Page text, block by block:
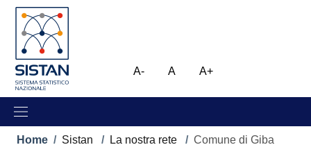
al contenuto principale
to footer content
Immagine
A- A A+
Briciole di pane
Home / Sistan / La nostra rete / Comune di Giba